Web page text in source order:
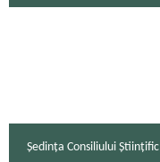
Şedinţa Consiliului